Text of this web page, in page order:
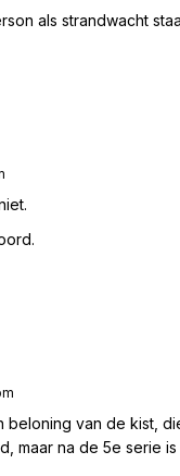
als strandwacht
beloning van de kist,
maar na de 5e serie